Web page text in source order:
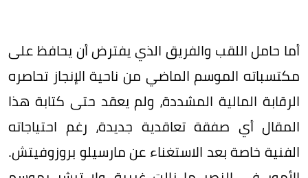
أما حامل اللقب والفريق الذي يفترض أن يحافظ على
مكتسباته الموسم الماضي من ناحية الإنجاز تحاصره
الرقابة المالية المشددة، ولم يعقد حتى كتابة هذا
المقال أي صفقة تعاقدية جديدة، رغم احتياجاته
الفنية خاصة بعد الاستغناء عن مارسيلو بروزوفيتش.